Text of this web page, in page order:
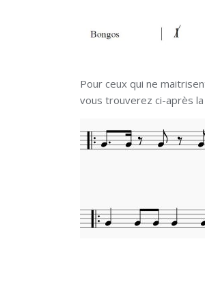
Pour ceux qui ne
vous trouverez ci-après